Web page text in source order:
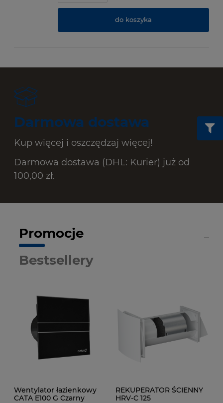
do koszyka
Darmowa dostawa
Kup więcej i oszczędzaj więcej!
Darmowa dostawa (DHL: Kurier) już od
100,00 zł.
Promocje
Bestsellery
Wentylator łazienkowy
CATA E100 G Czarny
REKUPERATOR ŚCIENNY
HRV-C 125